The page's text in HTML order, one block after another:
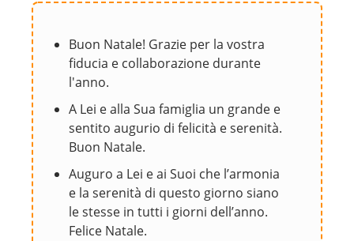
Buon Natale! Grazie per la vostra
fiducia e collaborazione durante
l'anno.
A Lei e alla Sua famiglia un grande e
sentito augurio di felicità e serenità.
Buon Natale.
Auguro a Lei e ai Suoi che l’armonia
e la serenità di questo giorno siano
le stesse in tutti i giorni dell’anno.
Felice Natale.